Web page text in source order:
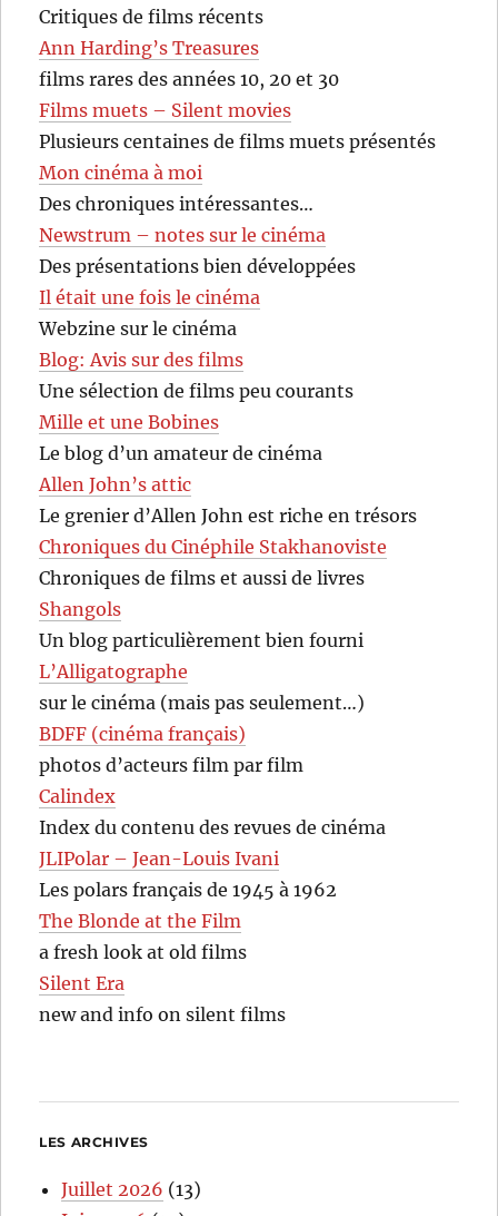
Critiques de films récents
Ann Harding’s Treasures
films rares des années 10, 20 et 30
Films muets – Silent movies
Plusieurs centaines de films muets présentés
Mon cinéma à moi
Des chroniques intéressantes…
Newstrum – notes sur le cinéma
Des présentations bien développées
Il était une fois le cinéma
Webzine sur le cinéma
Blog: Avis sur des films
Une sélection de films peu courants
Mille et une Bobines
Le blog d’un amateur de cinéma
Allen John’s attic
Le grenier d’Allen John est riche en trésors
Chroniques du Cinéphile Stakhanoviste
Chroniques de films et aussi de livres
Shangols
Un blog particulièrement bien fourni
L’Alligatographe
sur le cinéma (mais pas seulement…)
BDFF (cinéma français)
photos d’acteurs film par film
Calindex
Index du contenu des revues de cinéma
JLIPolar – Jean-Louis Ivani
Les polars français de 1945 à 1962
The Blonde at the Film
a fresh look at old films
Silent Era
new and info on silent films
LES ARCHIVES
Juillet 2026 (13)